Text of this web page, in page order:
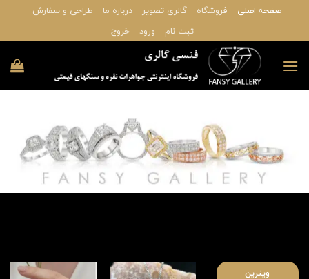
content
صفحه اصلی فروشگاه گالری تصویر درباره ما
طراحی و سفارش
ثبت نام
ورود خروج
ویترین